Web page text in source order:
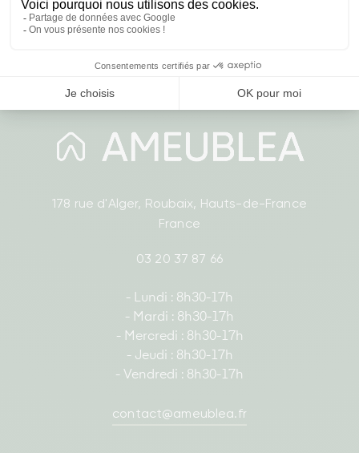
‹ ›
178 rue d'Alger, Roubaix, Hauts-de-France
France
03 20 37 87 66
- Lundi : 8h30-17h
- Mardi : 8h30-17h
- Mercredi : 8h30-17h
- Jeudi : 8h30-17h
- Vendredi : 8h30-17h
contact@ameublea.fr